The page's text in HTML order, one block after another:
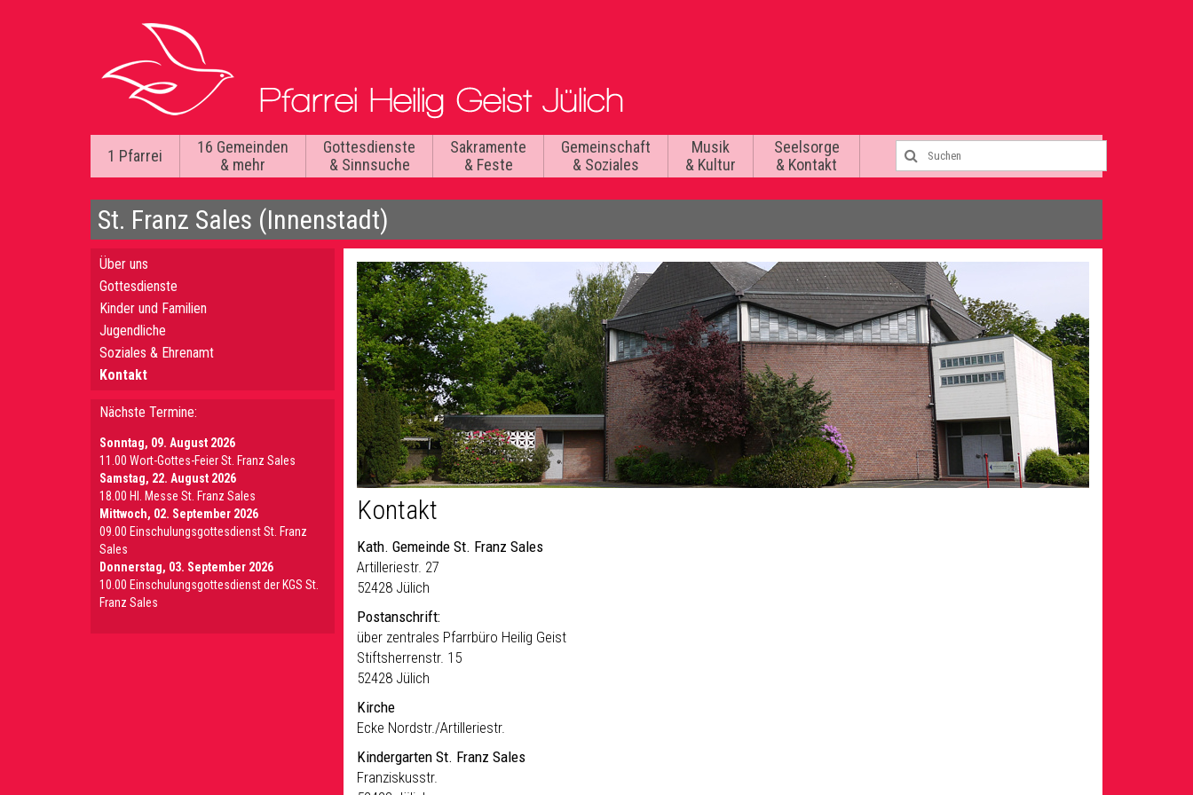
1 Pfarrei
16 Gemeinden
& mehr
Gottesdienste
& Sinnsuche
Sakramente
& Feste
Gemeinschaft
& Soziales
Musik
& Kultur
Seelsorge
& Kontakt
St. Franz Sales (Innenstadt)
Kontakt
Kath. Gemeinde St. Franz Sales
Artilleriestr. 27
52428 Jülich
Postanschrift:
über zentrales Pfarrbüro Heilig Geist
Stiftsherrenstr. 15
52428 Jülich
Kirche
Ecke Nordstr./Artilleriestr.
Kindergarten St. Franz Sales
Franziskusstr.
Über uns
Gottesdienste
Kinder und Familien
Jugendliche
Soziales & Ehrenamt
Kontakt
Nächste Termine:
Sonntag, 09. August 2026
11.00 Wort-Gottes-Feier St. Franz Sales
Samstag, 22. August 2026
18.00 Hl. Messe St. Franz Sales
Mittwoch, 02. September 2026
09.00 Einschulungsgottesdienst St. Franz
Sales
Donnerstag, 03. September 2026
10.00 Einschulungsgottesdienst der KGS St.
Franz Sales